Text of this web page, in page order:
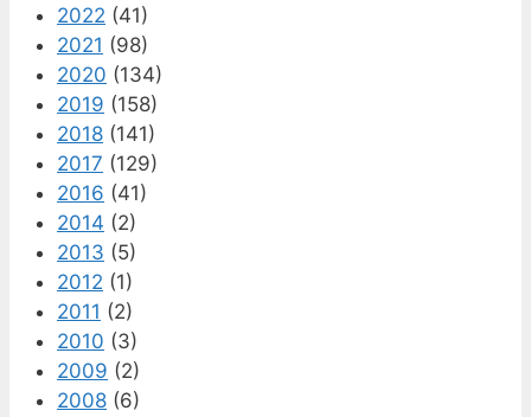
2022 (41)
2021 (98)
2020 (134)
2019 (158)
2018 (141)
2017 (129)
2016 (41)
2014 (2)
2013 (5)
2012 (1)
2011 (2)
2010 (3)
2009 (2)
2008 (6)